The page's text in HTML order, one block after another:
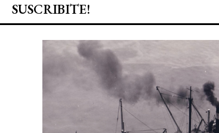
SUSCRIBITE!